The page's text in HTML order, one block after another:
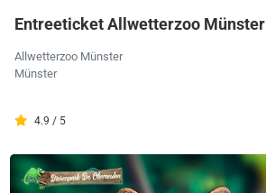
Entreeticket Allwetterzoo Münster
Allwetterzoo Münster
Münster
4.9 / 5